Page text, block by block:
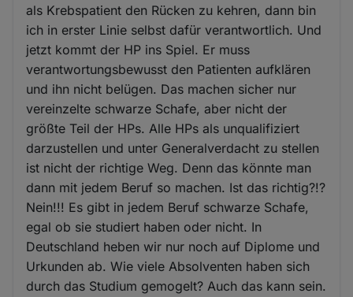
als Krebspatient den Rücken zu kehren, dann bin
ich in erster Linie selbst dafür verantwortlich. Und
jetzt kommt der HP ins Spiel. Er muss
verantwortungsbewusst den Patienten aufklären
und ihn nicht belügen. Das machen sicher nur
vereinzelte schwarze Schafe, aber nicht der
größte Teil der HPs. Alle HPs als unqualifiziert
darzustellen und unter Generalverdacht zu stellen
ist nicht der richtige Weg. Denn das könnte man
dann mit jedem Beruf so machen. Ist das richtig?!?
Nein!!! Es gibt in jedem Beruf schwarze Schafe,
egal ob sie studiert haben oder nicht. In
Deutschland heben wir nur noch auf Diplome und
Urkunden ab. Wie viele Absolventen haben sich
durch das Studium gemogelt? Auch das kann sein.